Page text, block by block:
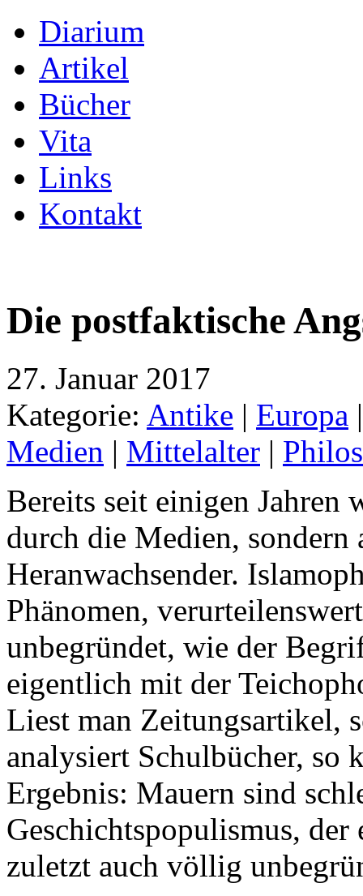
Diarium
Artikel
Bücher
Vita
Links
Kontakt
Die postfaktische
27. Januar 2017
Kategorie: Antike | Europa
Medien | Mittelalter |
Bereits seit einigen Jahren
durch die Medien,
Heranwachsender.
Phänomen,
unbegründet, wie der
eigentlich mit der
Liest man Zeitungsartikel,
analysiert Schulbücher, so
Ergebnis: Mauern sind
Geschichtspopulismus,
zuletzt auch völlig